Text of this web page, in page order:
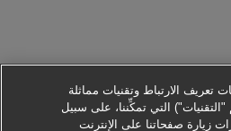
تعريف الارتباط وتقنيات مماثلة
"التقنيات") التي تمكِّننا، على سبيل
زيارة صفحاتنا على الإنترنت